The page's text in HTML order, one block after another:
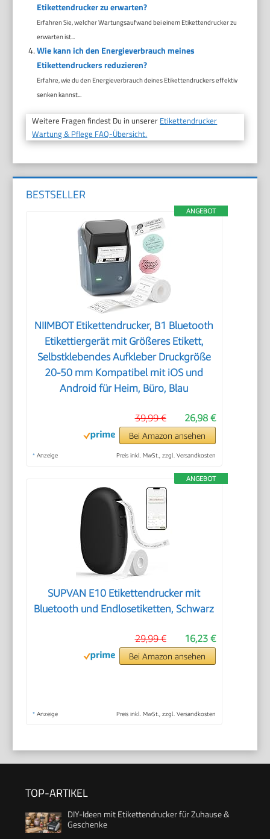
Etikettendrucker zu erwarten?
Erfahren Sie, welcher Wartungsaufwand bei einem Etikettendrucker zu
erwarten ist...
Wie kann ich den Energieverbrauch meines
Etikettendruckers reduzieren?
Erfahre, wie du den Energieverbrauch deines Etikettendruckers effektiv
senken kannst...
Weitere Fragen findest Du in unserer Etikettendrucker
Wartung & Pflege FAQ-Übersicht.
BESTSELLER
ANGEBOT
NIIMBOT Etikettendrucker, B1 Bluetooth
Etikettiergerät mit Größeres Etikett,
Selbstklebendes Aufkleber Druckgröße
20-50 mm Kompatibel mit iOS und
Android für Heim, Büro, Blau
26,98 €
39,99 €
Bei Amazon ansehen
* Anzeige Preis inkl. MwSt., zzgl. Versandkosten
ANGEBOT
SUPVAN E10 Etikettendrucker mit
Bluetooth und Endlosetiketten, Schwarz
16,23 €
29,99 €
Bei Amazon ansehen
* Anzeige Preis inkl. MwSt., zzgl. Versandkosten
TOP-ARTIKEL
DIY-Ideen mit Etikettendrucker für Zuhause &
Geschenke